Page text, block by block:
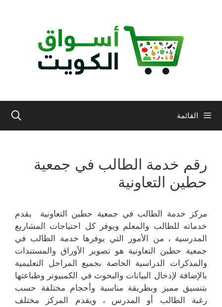
القائمة
رقم خدمة الطالب في جمعية
حطين التعاونية
مركز خدمة الطالب في جمعية حطين التعاونية يقدم
خدماته للطالب والمعلم ويوفر كل احتياجات المشاريع
المدرسية ، من الأمور التي يوفرها خدمة الطالب في
جمعية حطين التعاونية هو تصوير الأوراق والمستندات
والمذكرات الدراسية الخاصة بجميع المراحل التعليمية
بالإضافة لإدخال البيانات والبحوث في الكمبيوتر وطباعتها
بتنسيق مميز وبطريقة مناسبة وأحجام مختلفة حسب
رغبة الطالب أو المدرس ، ويقدم المركز مختلف